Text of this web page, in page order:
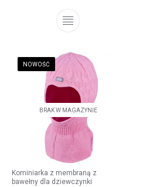
NOWOŚĆ
BRAK W MAGAZYNIE
Kominiarka z membraną z
bawełny dla dziewczynki